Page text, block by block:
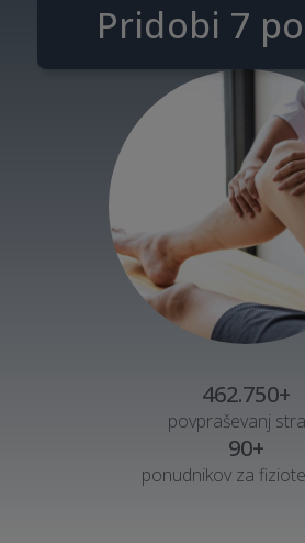
Pridobi 7
462.750+
povpraševanj
90+
ponudnikov za